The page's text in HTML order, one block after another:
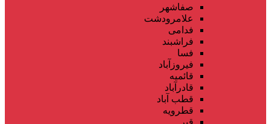
صفاشهر
علامرودشت
فدامی
فراشبند
فسا
فیروزآباد
قائمیه
قادرآباد
قطب آباد
قطرویه
قیر